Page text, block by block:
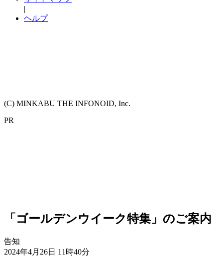
|
ヘルプ
(C) MINKABU THE INFONOID, Inc.
PR
「ゴールデンウイーク特集」のご案内
告知
2024年4月26日 11時40分